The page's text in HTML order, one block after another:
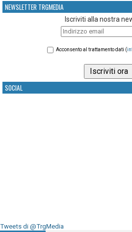
NEWSLETTER TRGMEDIA
Iscriviti alla nostra
Acconsento al trattamento dati (
SOCIAL
Tweets di @TrgMedia